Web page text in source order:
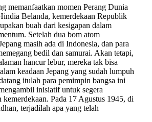
memanfaatkan momen Perang Dunia
Belanda, kemerdekaan Republik
buah dari kesigapan dalam
Setelah dua bom atom
masih ada di Indonesia, dan para
bedil dan samurai. Akan tetapi,
hancur lebur, mereka tak bisa
keadaan Jepang yang sudah lumpuh
itulah para pemimpin bangsa ini
inisiatif untuk segera
kemerdekaan. Pada 17 Agustus 1945, di
terjadilah apa yang telah